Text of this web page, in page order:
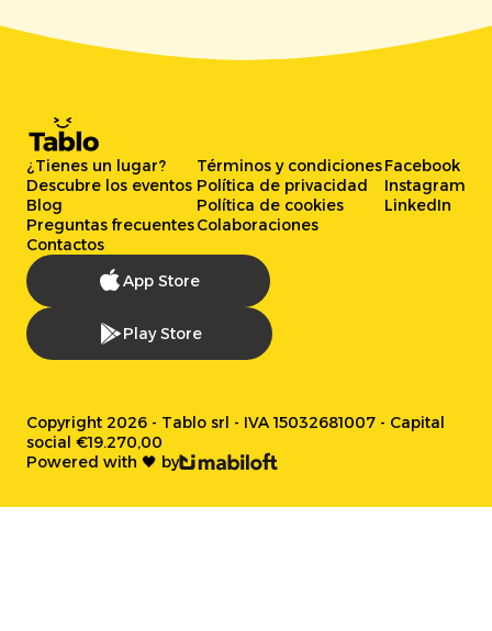
¿Tienes un lugar?
Descubre los eventos
Blog
Preguntas frecuentes
Contactos
Términos y condiciones
Política de privacidad
Política de cookies
Colaboraciones
Facebook
Instagram
LinkedIn
App Store
Play Store
Copyright 2026 - Tablo srl - IVA 15032681007 - Capital
social €19.270,00
Powered with 🖤 by